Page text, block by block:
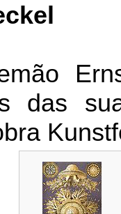
das